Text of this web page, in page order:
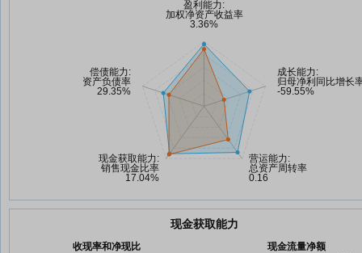
现金获取能力
收现率和净现比
现金流量净额